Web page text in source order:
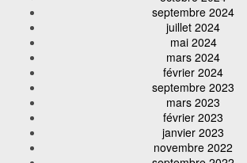
septembre 2024
juillet 2024
mai 2024
mars 2024
février 2024
septembre 2023
mars 2023
février 2023
janvier 2023
novembre 2022